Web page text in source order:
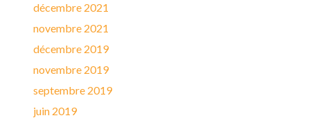
décembre 2021
novembre 2021
décembre 2019
novembre 2019
septembre 2019
juin 2019